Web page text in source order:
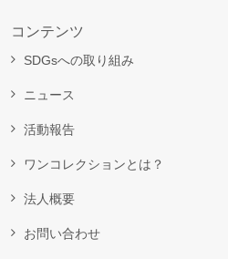
コンテンツ
SDGsへの取り組み
ニュース
活動報告
ワンコレクションとは？
法人概要
お問い合わせ